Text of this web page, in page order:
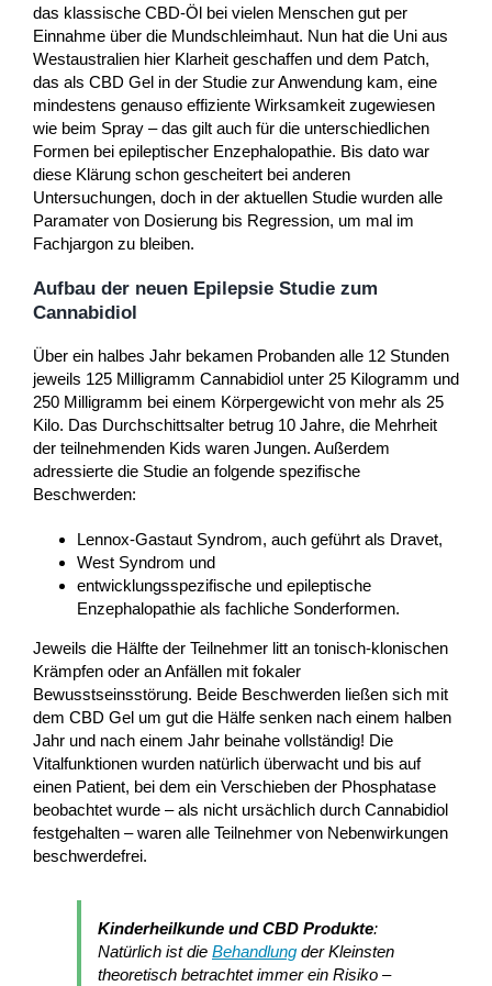
das klassische CBD-Öl bei vielen Menschen gut per
Einnahme über die Mundschleimhaut. Nun hat die Uni aus
Westaustralien hier Klarheit geschaffen und dem Patch,
das als CBD Gel in der Studie zur Anwendung kam, eine
mindestens genauso effiziente Wirksamkeit zugewiesen
wie beim Spray – das gilt auch für die unterschiedlichen
Formen bei epileptischer Enzephalopathie. Bis dato war
diese Klärung schon gescheitert bei anderen
Untersuchungen, doch in der aktuellen Studie wurden alle
Paramater von Dosierung bis Regression, um mal im
Fachjargon zu bleiben.
Aufbau der neuen Epilepsie Studie zum
Cannabidiol
Über ein halbes Jahr bekamen Probanden alle 12 Stunden
jeweils 125 Milligramm Cannabidiol unter 25 Kilogramm und
250 Milligramm bei einem Körpergewicht von mehr als 25
Kilo. Das Durchschittsalter betrug 10 Jahre, die Mehrheit
der teilnehmenden Kids waren Jungen. Außerdem
adressierte die Studie an folgende spezifische
Beschwerden:
Lennox-Gastaut Syndrom, auch geführt als Dravet,
West Syndrom und
entwicklungsspezifische und epileptische
Enzephalopathie als fachliche Sonderformen.
Jeweils die Hälfte der Teilnehmer litt an tonisch-klonischen
Krämpfen oder an Anfällen mit fokaler
Bewusstseinsstörung. Beide Beschwerden ließen sich mit
dem CBD Gel um gut die Hälfe senken nach einem halben
Jahr und nach einem Jahr beinahe vollständig! Die
Vitalfunktionen wurden natürlich überwacht und bis auf
einen Patient, bei dem ein Verschieben der Phosphatase
beobachtet wurde – als nicht ursächlich durch Cannabidiol
festgehalten – waren alle Teilnehmer von Nebenwirkungen
beschwerdefrei.
Kinderheilkunde und CBD Produkte:
Natürlich ist die Behandlung der Kleinsten
theoretisch betrachtet immer ein Risiko –